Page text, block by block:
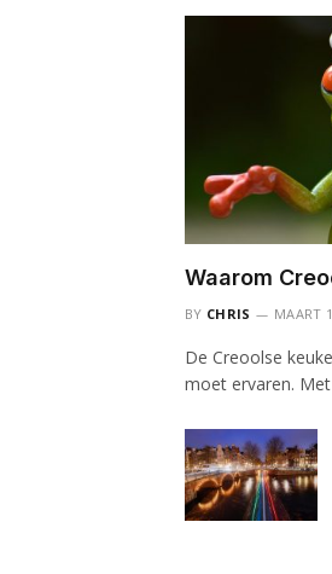
Waarom
BY CHRIS MAART
De Creoolse
moet ervaren.